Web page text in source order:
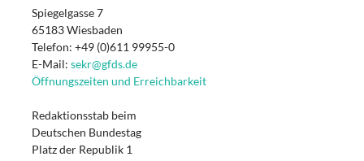
Spiegelgasse 7
65183 Wiesbaden
Telefon: +49 (0)611 99955-0
E-Mail: sekr@gfds.de
Öffnungszeiten und Erreichbarkeit
Redaktionsstab beim
Deutschen Bundestag
Platz der Republik 1